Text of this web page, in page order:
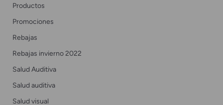
Productos
Promociones
Rebajas
Rebajas invierno 2022
Salud Auditiva
Salud auditiva
Salud visual